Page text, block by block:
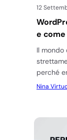
12
e
Il mondo
perché
Nina